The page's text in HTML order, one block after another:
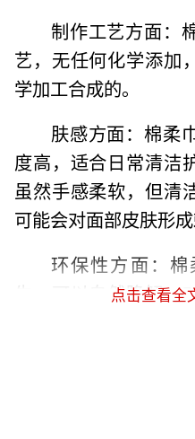
制作工艺方面：
艺，无任何化学添加
学加工合成的。
肤感方面：棉柔
度高，适合日常清洁
虽然手感柔软，但清
可能会对面部皮肤形
环保性方面：
生，可以自然降解，
点击查看全